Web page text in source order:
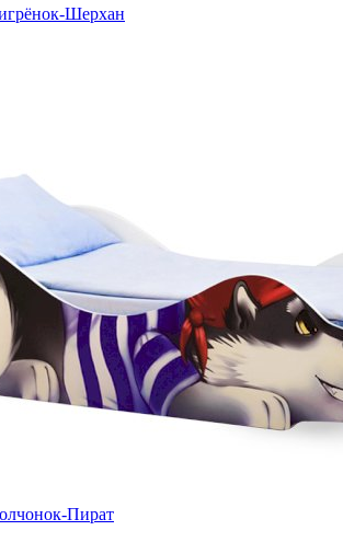
Шерхан
Пират